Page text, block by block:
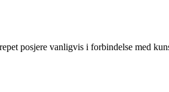
posjere vanligvis i forbindelse med